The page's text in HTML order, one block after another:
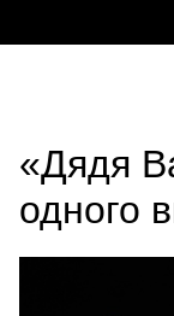
«Дядя
одного